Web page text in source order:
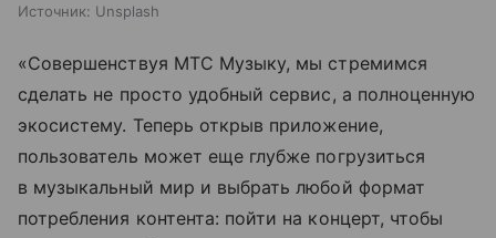
Источник: Unsplash
«Совершенствуя МТС Музыку, мы стремимся
сделать не просто удобный сервис, а полноценную
экосистему. Теперь открыв приложение,
пользователь может еще глубже погрузиться
в музыкальный мир и выбрать любой формат
потребления контента: пойти на концерт, чтобы